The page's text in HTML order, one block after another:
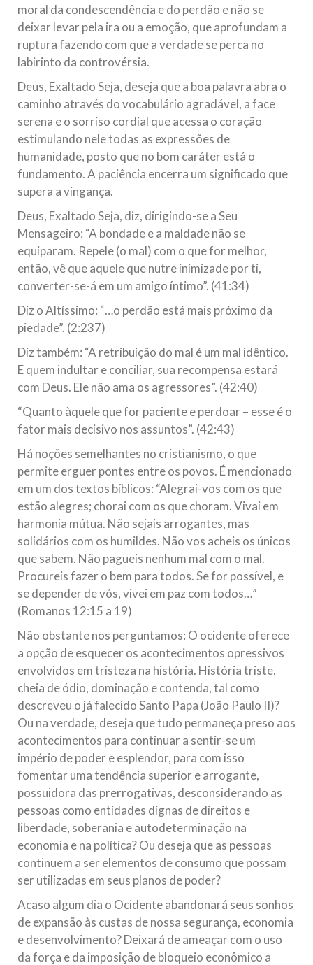
moral da condescendência e do perdão e não se
deixar levar pela ira ou a emoção, que aprofundam a
ruptura fazendo com que a verdade se perca no
labirinto da controvérsia.
Deus, Exaltado Seja, deseja que a boa palavra abra o
caminho através do vocabulário agradável, a face
serena e o sorriso cordial que acessa o coração
estimulando nele todas as expressões de
humanidade, posto que no bom caráter está o
fundamento. A paciência encerra um significado que
supera a vingança.
Deus, Exaltado Seja, diz, dirigindo-se a Seu
Mensageiro: “A bondade e a maldade não se
equiparam. Repele (o mal) com o que for melhor,
então, vê que aquele que nutre inimizade por ti,
converter-se-á em um amigo íntimo”. (41:34)
Diz o Altíssimo: “…o perdão está mais próximo da
piedade”. (2:237)
Diz também: “A retribuição do mal é um mal idêntico.
E quem indultar e conciliar, sua recompensa estará
com Deus. Ele não ama os agressores”. (42:40)
“Quanto àquele que for paciente e perdoar – esse é o
fator mais decisivo nos assuntos”. (42:43)
Há noções semelhantes no cristianismo, o que
permite erguer pontes entre os povos. É mencionado
em um dos textos bíblicos: “Alegrai-vos com os que
estão alegres; chorai com os que choram. Vivai em
harmonia mútua. Não sejais arrogantes, mas
solidários com os humildes. Não vos acheis os únicos
que sabem. Não pagueis nenhum mal com o mal.
Procureis fazer o bem para todos. Se for possível, e
se depender de vós, vivei em paz com todos…”
(Romanos 12:15 a 19)
Não obstante nos perguntamos: O ocidente oferece
a opção de esquecer os acontecimentos opressivos
envolvidos em tristeza na história. História triste,
cheia de ódio, dominação e contenda, tal como
descreveu o já falecido Santo Papa (João Paulo II)?
Ou na verdade, deseja que tudo permaneça preso aos
acontecimentos para continuar a sentir-se um
império de poder e esplendor, para com isso
fomentar uma tendência superior e arrogante,
possuidora das prerrogativas, desconsiderando as
pessoas como entidades dignas de direitos e
liberdade, soberania e autodeterminação na
economia e na política? Ou deseja que as pessoas
continuem a ser elementos de consumo que possam
ser utilizadas em seus planos de poder?
Acaso algum dia o Ocidente abandonará seus sonhos
de expansão às custas de nossa segurança, economia
e desenvolvimento? Deixará de ameaçar com o uso
da força e da imposição de bloqueio econômico a